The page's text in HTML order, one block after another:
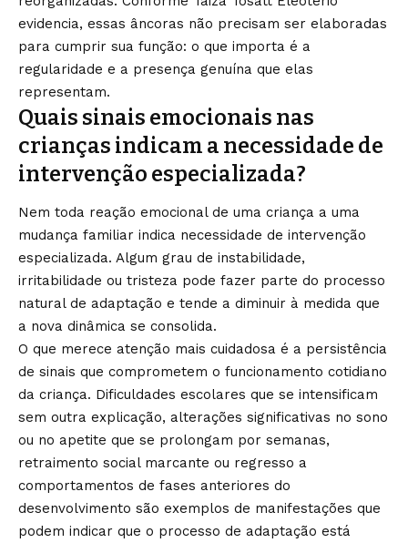
evidencia, essas âncoras não precisam ser elaboradas
para cumprir sua função: o que importa é a
regularidade e a presença genuína que elas
representam.
Quais sinais emocionais nas
crianças indicam a necessidade de
intervenção especializada?
Nem toda reação emocional de uma criança a uma
mudança familiar indica necessidade de intervenção
especializada. Algum grau de instabilidade,
irritabilidade ou tristeza pode fazer parte do processo
natural de adaptação e tende a diminuir à medida que
a nova dinâmica se consolida.
O que merece atenção mais cuidadosa é a persistência
de sinais que comprometem o funcionamento cotidiano
da criança. Dificuldades escolares que se intensificam
sem outra explicação, alterações significativas no sono
ou no apetite que se prolongam por semanas,
retraimento social marcante ou regresso a
comportamentos de fases anteriores do
desenvolvimento são exemplos de manifestações que
podem indicar que o processo de adaptação está